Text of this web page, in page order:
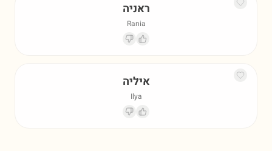
ראניה
Rania
איליה
Ilya